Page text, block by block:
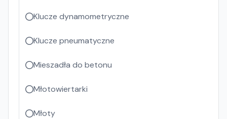
Klucze dynamometryczne
Klucze pneumatyczne
Mieszadła do betonu
Młotowiertarki
Młoty